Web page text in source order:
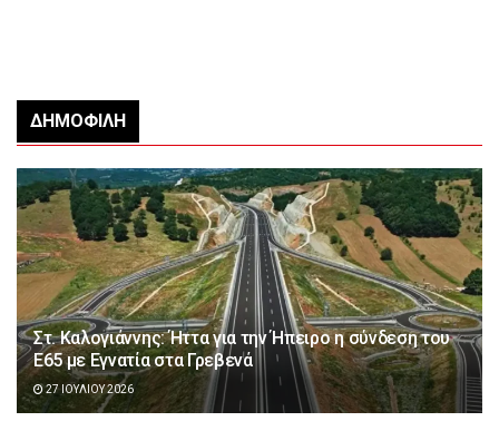
ΔΗΜΟΦΙΛΉ
Στ. Καλογιάννης: Ήττα για την Ήπειρο η σύνδεση του
Ε65 με Εγνατία στα Γρεβενά
27 ΙΟΥΛΊΟΥ 2026